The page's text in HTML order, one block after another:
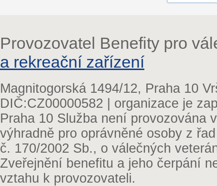
Provozovatel Benefity pro
a rekreační zařízení
Magnitogorská 1494/12, Praha 10
DIČ:CZ00000582 | organizace je
Praha 10 Služba není provozována
výhradně pro oprávněné osoby z
č. 170/2002 Sb., o válečných
Zveřejnění benefitu a jeho čerpání
vztahu k provozovateli.